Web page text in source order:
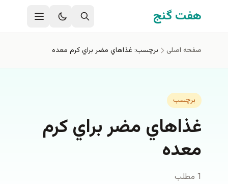
رفتن به محتوای اصلی
هفت گنج
صفحه اصلی برچسب: غذاهاي مضر براي كرم معده
برچسب
غذاهاي مضر براي كرم
معده
1 مطلب